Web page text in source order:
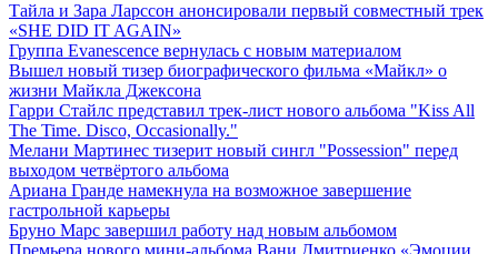
Тайла и Зара Ларссон анонсировали первый совместный трек
«SHE DID IT AGAIN»
Группа Evanescence вернулась с новым материалом
Вышел новый тизер биографического фильма «Майкл» о
жизни Майкла Джексона
Гарри Стайлс представил трек-лист нового альбома "Kiss All
The Time. Disco, Occasionally."
Мелани Мартинес тизерит новый сингл "Possession" перед
выходом четвёртого альбома
Ариана Гранде намекнула на возможное завершение
гастрольной карьеры
Бруно Марс завершил работу над новым альбомом
Премьера нового мини-альбома Вани Дмитриенко «Эмоции